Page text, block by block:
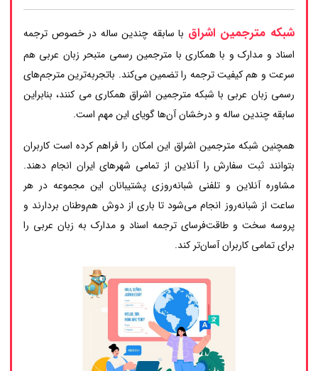
شبکه مترجمین اشراق با سابقه چندین ساله در خصوص ترجمه
اسناد و مدارک و با همکاری با مترجمین رسمی متبحر زبان عربی هم
سرعت و هم کیفیت ترجمه را تضمین می‌کند. باتجربه‌ترین مترجم‌های
رسمی زبان عربی با شبکه مترجمین اشراق همکاری می کنند، بنابراین
سابقه چندین ساله و درخشان آن‌ها گویای این مهم است.
همچنین شبکه مترجمین اشراق این امکان را فراهم کرده است کاربران
بتوانند ثبت سفارش را آنلاین از تمامی شهرهای ایران انجام دهند.
مشاوره آنلاین و تلفنی شبانه‌روزی پشتیبانان این مجموعه در هر
ساعت از شبانه‌روز انجام می‌شود تا باری از دوش هم‌وطنان بردارند و
پروسه سخت و طاقت‌فرسای ترجمه اسناد و مدارک به زبان عربی را
برای تمامی کاربران آسان‌تر کند.